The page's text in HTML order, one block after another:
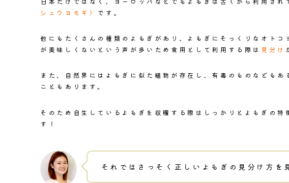
シュウヨモギ） です。
他にもたくさんの種類のよもぎがあり、よもぎにそっくりな オトコ
が美味しくない という声が多いため食用として利用する際は 見分け
また、 自然界にはよもぎに似た植物が存在し、有毒のものなどもあ
こともあります。
そのため自生しているよもぎを収穫する際はしっかりとよもぎの
す！
それではさっそく正しいよもぎの見分け方を